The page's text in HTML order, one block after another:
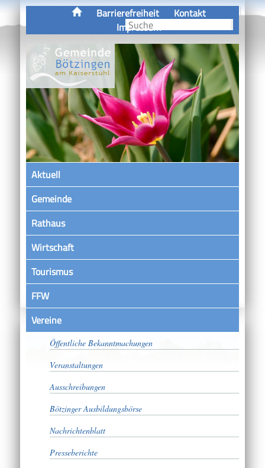
Barrierefreiheit
Kontakt
Impressum
Aktuell
Gemeinde
Rathaus
Wirtschaft
Tourismus
FFW
VereineSatzungen
Öffentliche Bekanntmachungen
Veranstaltungen
Ausschreibungen
Bötzinger Ausbildungsbörse
Nachrichtenblatt
Presseberichte